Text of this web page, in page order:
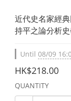
近代史名家經
持平之論分析史
Until 08/09
HK$218.00
QUANTITY